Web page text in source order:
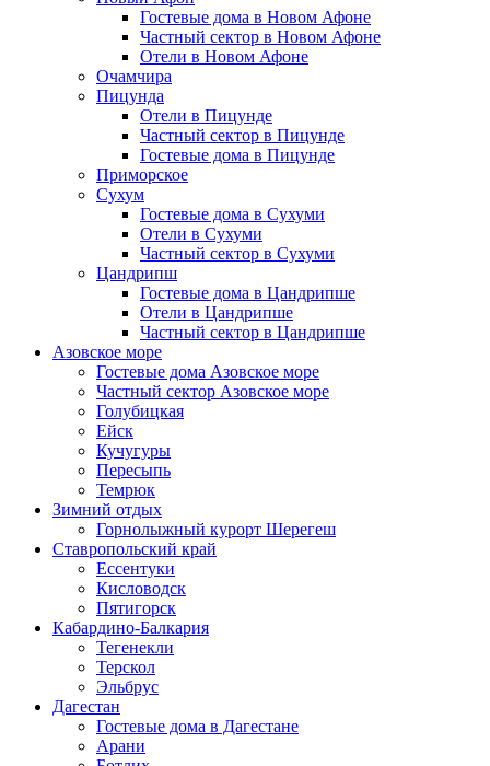
Гостевые дома в Новом Афоне
Частный сектор в Новом Афоне
Отели в Новом Афоне
Очамчира
Пицунда
Отели в Пицунде
Частный сектор в Пицунде
Гостевые дома в Пицунде
Приморское
Сухум
Гостевые дома в Сухуми
Отели в Сухуми
Частный сектор в Сухуми
Цандрипш
Гостевые дома в Цандрипше
Отели в Цандрипше
Частный сектор в Цандрипше
Азовское море
Гостевые дома Азовское море
Частный сектор Азовское море
Голубицкая
Ейск
Кучугуры
Пересыпь
Темрюк
Зимний отдых
Горнолыжный курорт Шерегеш
Ставропольский край
Ессентуки
Кисловодск
Пятигорск
Кабардино-Балкария
Тегенекли
Терскол
Эльбрус
Дагестан
Гостевые дома в Дагестане
Арани